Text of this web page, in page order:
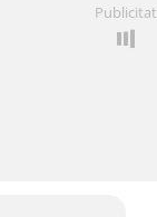
Publicitat